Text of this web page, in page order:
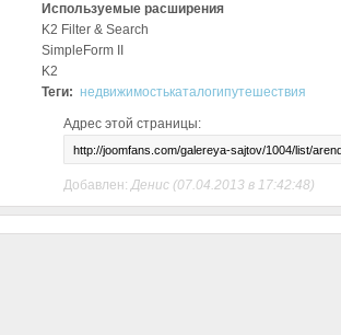
Используемые расширения
K2 Filter & Search
SimpleForm II
K2
Теги: недвижимостькаталогипутешествия
Адрес этой страницы:
Добавлен:Денис (07.04.2013 в 17:42:48)